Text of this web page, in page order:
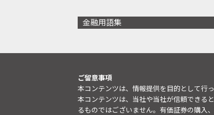
金融用語集
ご留意事項
本コンテンツは、情報提供を目的として行っ
本コンテンツは、当社や当社が信頼できる
るものではございません。有価証券の購入